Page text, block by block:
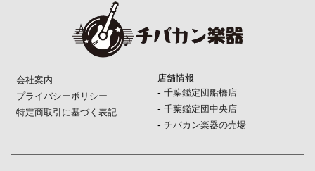
会社案内
プライバシーポリシー
特定商取引に基づく表記
店舗情報
- 千葉鑑定団船橋店
- 千葉鑑定団中央店
- チバカン楽器の売場